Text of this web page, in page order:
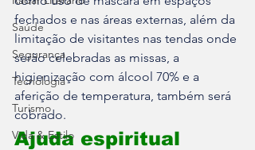
Saúde
Segurança
Tecnologia
Turismo
Vida & Estilo
fechados e nas áreas externas, além da
limitação de visitantes nas tendas onde
serão celebradas as missas, a
higienização com álcool 70% e a
aferição de temperatura, também será
cobrado.
Ajuda espiritual